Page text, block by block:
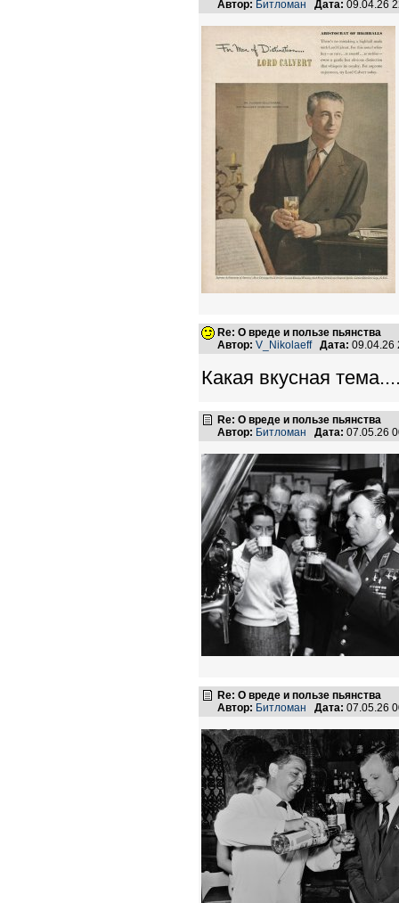
Автор: Битломан Дата: 09.04.26
Re: О вреде и пользе пьянства
Автор: V_Nikolaeff Дата:
Какая вкусная
Re: О вреде и пользе пьянства
Автор: Битломан Дата: 07.05.26
Re: О вреде и пользе пьянства
Автор: Битломан Дата: 07.05.26